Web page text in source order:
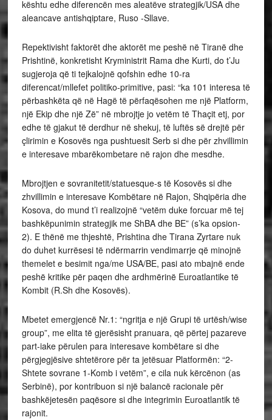
kështu edhe diferencën mes aleatëve strategjik/USA dhe
aleancave antishqiptare, Ruso -Sllave.
Repektivisht faktorët dhe aktorët me peshë në Tiranë dhe
Prishtinë, konkretisht Kryministrit Rama dhe Kurti, do t’Ju
sugjeroja që ti tejkalojnë qofshin edhe 10-ra
diferencat/mllefet politiko-primitive, pasi: “ka 101 interesa të
përbashkëta që në Hagë të përfaqësohen me një Platform,
një Ekip dhe një Zë” në mbrojtje jo vetëm të Thaçit etj, por
edhe të gjakut të derdhur në shekuj, të luftës së drejtë për
çlirimin e Kosovës nga pushtuesit Serb si dhe për zhvillimin
e interesave mbarëkombetare në rajon dhe mesdhe.
Mbrojtjen e sovranitetit/statuesque-s të Kosovës si dhe
zhvillimin e interesave Kombëtare në Rajon, Shqipëria dhe
Kosova, do mund t’i realizojnë “vetëm duke forcuar më tej
bashkëpunimin strategjik me ShBA dhe BE” (s’ka opsion-
2). E thënë me thjeshtë, Prishtina dhe Tirana Zyrtare nuk
do duhet kurrësesi të ndërmarrin vendimarrje që minojnë
themelet e besimit nga/me USA/BE, pasi ato mbajnë ende
peshë kritike për paqen dhe ardhmërinë Euroatlantike të
Kombit (R.Sh dhe Kosovës).
Mbetet emergjencë Nr.1: “ngritja e një Grupi të urtësh/wise
group”, me elita të gjerësisht pranuara, që përtej pazareve
part-iake përulen para interesave kombëtare si dhe
përgjegjësive shtetërore për ta jetësuar Platformën: “2-
Shtete sovrane 1-Komb i vetëm”, e cila nuk kërcënon (as
Serbinë), por kontribuon si një balancë racionale për
bashkëjetesën paqësore si dhe integrimin Euroatlantik të
rajonit.